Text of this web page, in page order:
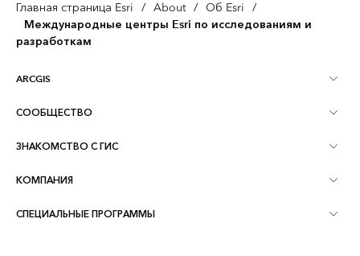
Главная страница Esri / About / Об Esri /
Международные центры Esri по исследованиям и
разработкам
ARCGIS
Обзор ArcGIS
СООБЩЕСТВО
Сообщества и форумы
ЗНАКОМСТВО С ГИС
Что такое ГИС?
Аналитика, основанная на местоположении
КОМПАНИЯ
Об Esri
СПЕЦИАЛЬНЫЕ ПРОГРАММЫ